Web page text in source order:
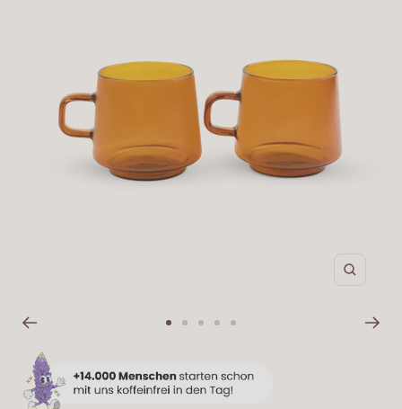
Zoom
1
gehen
2
gehen
3
gehen
4
gehen
5
gehen